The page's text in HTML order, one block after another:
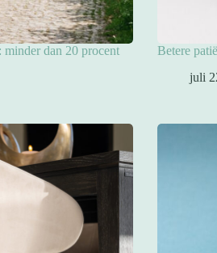
minder dan 20 procent
Betere
juli